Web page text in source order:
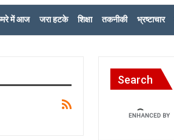
में आज जरा हटके शिक्षा तकनीकी भ्रष्टाचार
Search